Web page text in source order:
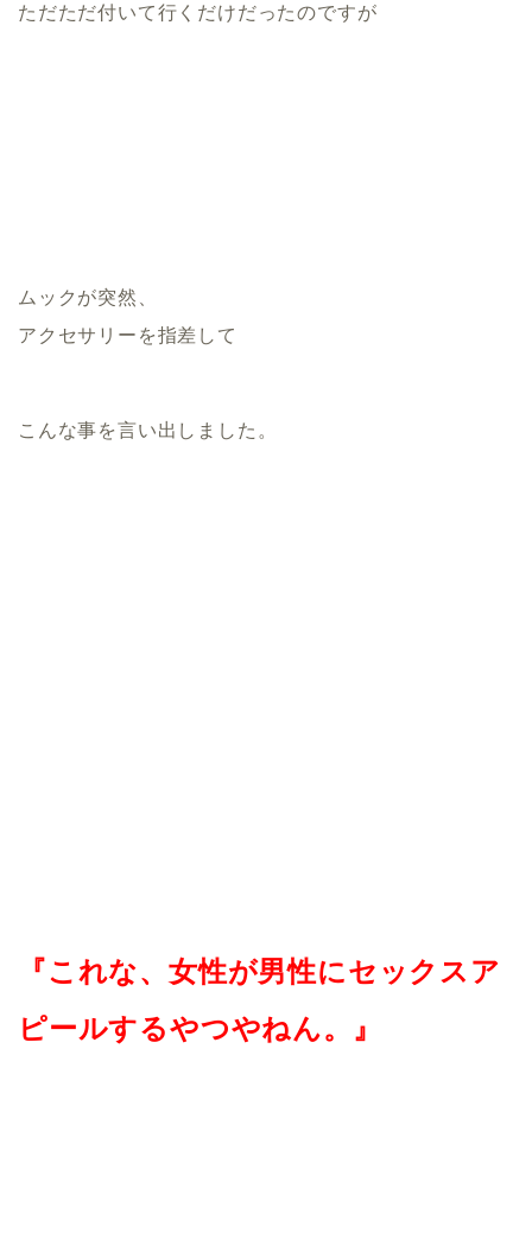
ただただ付いて行くだけだったのですが
ムックが突然、
アクセサリーを指差して
こんな事を言い出しました。
『これな、女性が男性にセックスア
ピールするやつやねん。』